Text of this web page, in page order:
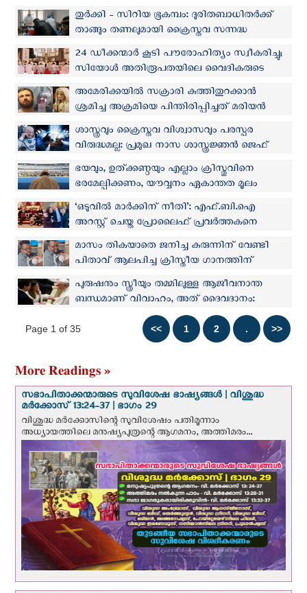
വനിതയെ കുറ്റവിമുക്തയാക്കി
തുര്‍ക്കി - സിറിയ ഭൂകമ്പം: ദുരിതബാധിതര്‍ക്ക്
താങ്ങും തണലുമായി ക്രൈസ്തവ സന്നദ്ധ
സംഘടനകള്‍
24 ഡീക്കന്മാര്‍ കൂടി പൗരോഹിത്യം സ്വീകരിച്ചു;
സിയോള്‍ അതിരൂപതയിലെ വൈദികരുടെ
എണ്ണം ആയിരത്തിലേക്ക്
അമേരിക്കയില്‍ സക്രാരി കുത്തിതുറക്കാൻ
ശ്രമിച്ച അക്രമിയെ പിന്തിരിപ്പിച്ചത് മരിയൻ
തിരുസ്വരൂപം; പോലീസ് വെളിപ്പെടുത്തൽ
ശാസ്ത്രവും ക്രൈസ്തവ വിശ്വാസവും പരസ്പര
വിരുദ്ധമല്ല: പ്രമുഖ നാസ ശാസ്ത്രജ്ഞൻ ജെഫ്
വില്യംസ്
ഭയവും, ഉത്ക്കണ്ഠയും എല്ലാം ക്രിസ്തുവിനെ
ഭരമേല്പിക്കണം, യൗവ്വനം ഏകാന്തത മൂലം
നശിപ്പിക്കരുത്: കോംഗോയിലെ യുവജനങ്ങളോട്
പാപ്പ
‘ഒടുവില്‍ മാര്‍ക്കിന് നീതി’: എഫ്.ബി.ഐ
അറസ്റ്റ് ചെയ്ത പ്രോലൈഫ് പ്രവര്‍ത്തകനെ
കോടതി കുറ്റവിമുക്തമാക്കി
മാസം തികയാതെ ജനിച്ച കുരുന്നിന് വേണ്ടി
പിതാവ് ആലപിച്ച ക്രിസ്തീയ ഗാനത്തിന്
കുഞ്ഞിന്റെ പ്രതികരണം: വീഡിയോ വൈറൽ
പുരുഷനും സ്ത്രീയും തമ്മിലുള്ള ആജീവനാന്ത
ബന്ധമാണ് വിവാഹം, അത് ദൈവദാനം:
ഫ്രാന്‍സിസ് പാപ്പ
Page 1 of 35
More Readings »
സഭാപിതാക്കന്മാരുടെ സുവിശേഷ ഭാഷ്യങ്ങള്‍ | വിശുദ്ധ
മര്‍ക്കോസ് 13:24-37 | ഭാഗം 29
വിശുദ്ധ മര്‍ക്കോസിന്റെ സുവിശേഷം പതിമൂന്നാം
അധ്യായത്തിലെ മനുഷ്യപുത്രന്റെ ആഗമനം, അത്തിമരം...